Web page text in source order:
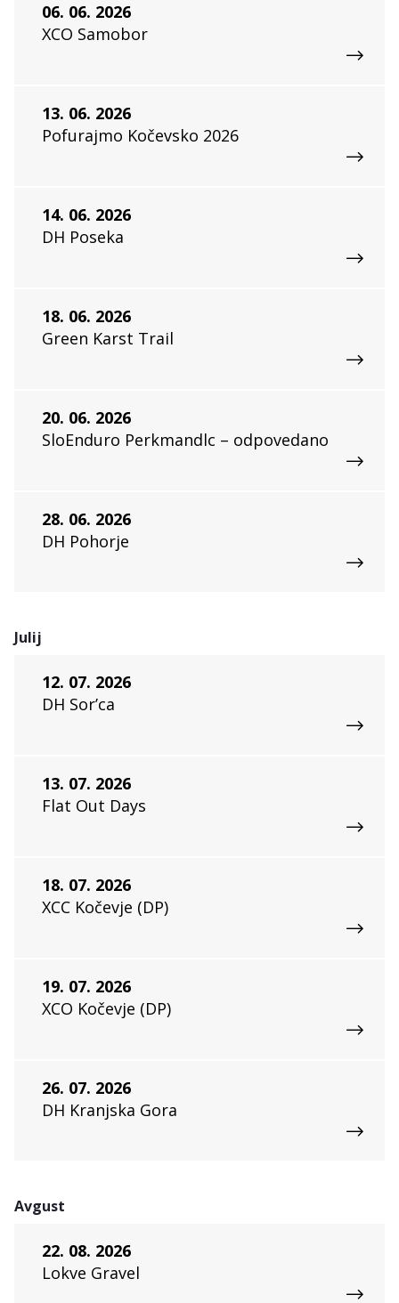
06. 06. 2026
XCO Samobor
13. 06. 2026
Pofurajmo Kočevsko 2026
14. 06. 2026
DH Poseka
18. 06. 2026
Green Karst Trail
20. 06. 2026
SloEnduro Perkmandlc – odpovedano
28. 06. 2026
DH Pohorje
Julij
12. 07. 2026
DH Sor’ca
13. 07. 2026
Flat Out Days
18. 07. 2026
XCC Kočevje (DP)
19. 07. 2026
XCO Kočevje (DP)
26. 07. 2026
DH Kranjska Gora
Avgust
22. 08. 2026
Lokve Gravel